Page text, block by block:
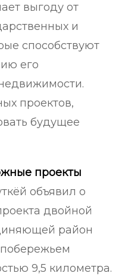
выгоду от
и
способствуют
его
проектов,
будущее
проекты
объявил о
двойной
район
9,5 километра.